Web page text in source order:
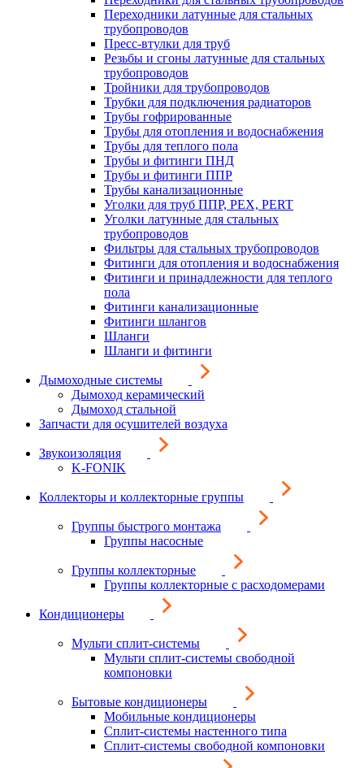
Переходники латунные для стальных
трубопроводов
Пресс-втулки для труб
Резьбы и сгоны латунные для стальных
трубопроводов
Тройники для трубопроводов
Трубки для подключения радиаторов
Трубы гофрированные
Трубы для отопления и водоснабжения
Трубы для теплого пола
Трубы и фитинги ПНД
Трубы и фитинги ППР
Трубы канализационные
Уголки для труб ППР, PEX, PERT
Уголки латунные для стальных
трубопроводов
Фильтры для стальных трубопроводов
Фитинги для отопления и водоснабжения
Фитинги и принадлежности для теплого
пола
Фитинги канализационные
Фитинги шлангов
Шланги
Шланги и фитинги
Дымоходные системы
Дымоход керамический
Дымоход стальной
Запчасти для осушителей воздуха
Звукоизоляция
K-FONIK
Коллекторы и коллекторные группы
Группы быстрого монтажа
Группы насосные
Группы коллекторные
Группы коллекторные с расходомерами
Кондиционеры
Мульти сплит-системы
Мульти сплит-системы свободной
компоновки
Бытовые кондиционеры
Мобильные кондиционеры
Сплит-системы настенного типа
Сплит-системы свободной компоновки